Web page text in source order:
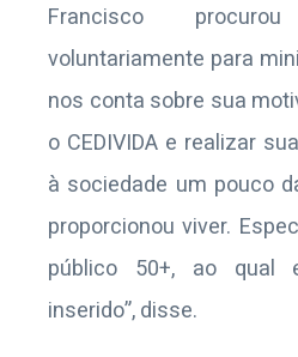
Francisco
voluntariamente para
nos conta sobre sua
o CEDIVIDA e realizar
à sociedade um pouco
proporcionou viver.
público 50+, ao qual
inserido”, disse.